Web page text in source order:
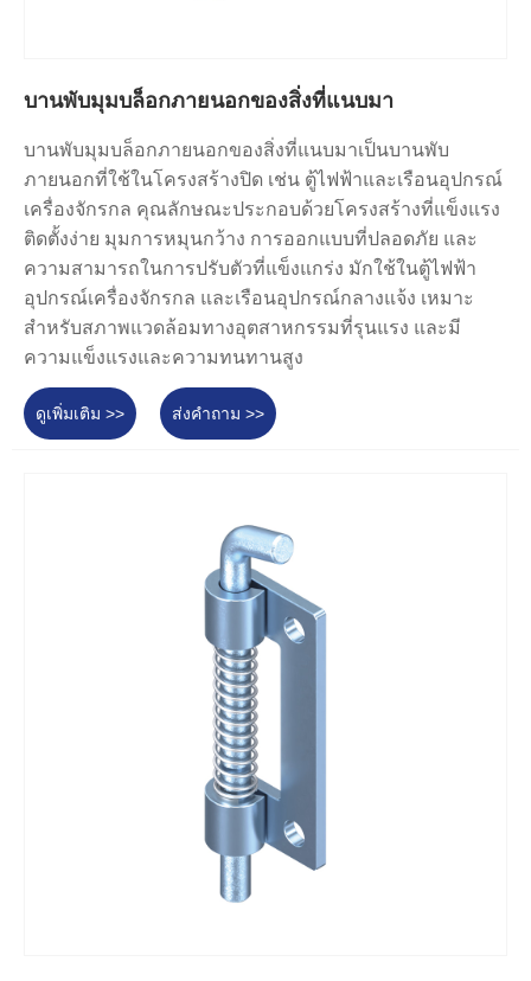
บานพับมุมบล็อกภายนอกของสิ่งที่แนบมา
บานพับมุมบล็อกภายนอกของสิ่งที่แนบมาเป็นบานพับ
ภายนอกที่ใช้ในโครงสร้างปิด เช่น ตู้ไฟฟ้าและเรือนอุปกรณ์
เครื่องจักรกล คุณลักษณะประกอบด้วยโครงสร้างที่แข็งแรง
ติดตั้งง่าย มุมการหมุนกว้าง การออกแบบที่ปลอดภัย และ
ความสามารถในการปรับตัวที่แข็งแกร่ง มักใช้ในตู้ไฟฟ้า
อุปกรณ์เครื่องจักรกล และเรือนอุปกรณ์กลางแจ้ง เหมาะ
สำหรับสภาพแวดล้อมทางอุตสาหกรรมที่รุนแรง และมี
ความแข็งแรงและความทนทานสูง
ดูเพิ่มเติม >> ส่งคำถาม >>